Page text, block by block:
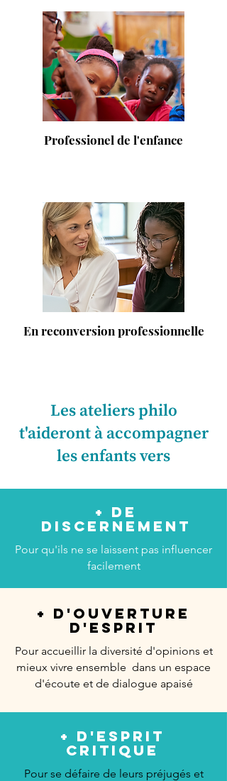
Professionel de l'enfance
En reconversion professionnelle
Les ateliers philo
t'aideront à accompagner
les enfants vers​
+ de
Discernement
Pour qu'ils ne se laissent pas influencer
facilement
+ d'Ouverture
d'esprit
Pour accueillir la diversité d'opinions et
mieux vivre ensemble dans un espace
d'écoute et de dialogue apaisé
+ d'Esprit
critique
Pour se défaire de leurs préjugés et